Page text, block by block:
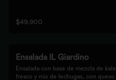
$49.900
Ensalada IL Giardino
Ensalada con base de mezcla de kale
fresco y mix de lechugas, con queso